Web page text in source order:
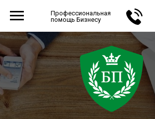
Профессиональная
помощь Бизнесу